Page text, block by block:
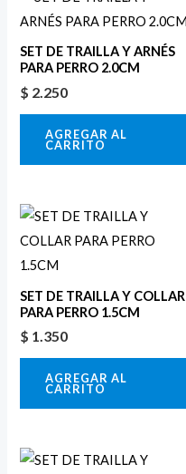
SET DE TRAILLA Y ARNÉS
PARA PERRO 2.0CM
$ 2.250
AGREGAR AL
CARRITO
SET DE TRAILLA Y COLLAR
PARA PERRO 1.5CM
$ 1.350
AGREGAR AL
CARRITO